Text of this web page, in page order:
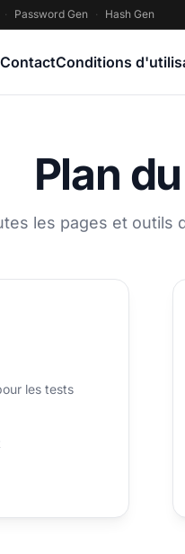
· Password Gen · Hash Gen
ContactConditions
Plan
les pages et outils
les tests